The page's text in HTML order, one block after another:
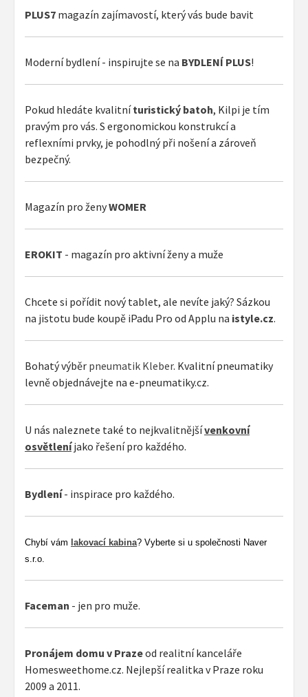
PLUS7 magazín zajímavostí, který vás bude bavit
Moderní bydlení - inspirujte se na BYDLENÍ PLUS!
Pokud hledáte kvalitníturistický batoh, Kilpi je tím
pravým pro vás. S ergonomickou konstrukcí a
reflexními prvky, je pohodlný při nošení a zároveň
bezpečný.
Magazín pro ženyWOMER
EROKIT - magazín pro aktivní ženy a muže
Chcete si pořídit nový tablet, ale nevíte jaký? Sázkou
na jistotu bude koupě iPadu Pro od Applu na istyle.cz.
Bohatý výběr pneumatik Kleber. Kvalitní pneumatiky
levně objednávejte na e-pneumatiky.cz.
U nás naleznete také to nejkvalitnějšívenkovní
osvětleníjako řešení pro každého.
Bydlení- inspirace pro každého.
Chybí vám lakovací kabina? Vyberte si u společnosti Naver
s.r.o.
Faceman - jen pro muže.
Pronájem domu v Prazeod realitní kanceláře
Homesweethome.cz. Nejlepší realitka v Praze roku
2009 a 2011.